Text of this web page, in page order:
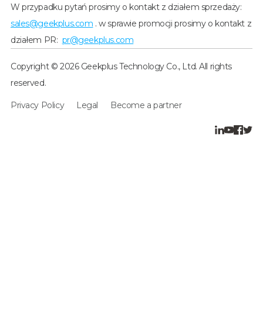
W przypadku pytań prosimy o kontakt z działem sprzedaży:
sales@geekplus.com . w sprawie promocji prosimy o kontakt z
działem PR: pr@geekplus.com
Copyright © 2026 Geekplus Technology Co., Ltd. All rights
reserved.
Privacy Policy Legal Become a partner